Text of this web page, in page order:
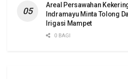
Areal Persawahan
Indramayu Minta Tolong
Irigasi Mampet
0 BAGI